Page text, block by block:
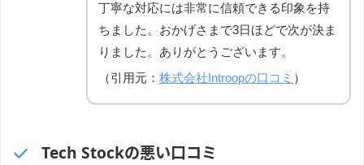
丁寧な対応には非常に信頼できる印象を持
ちました。おかげさまで3日ほどで次が決ま
りました。ありがとうございます。
（引用元： 株式会社Introopの口コミ ）
Tech Stockの悪い口コミ